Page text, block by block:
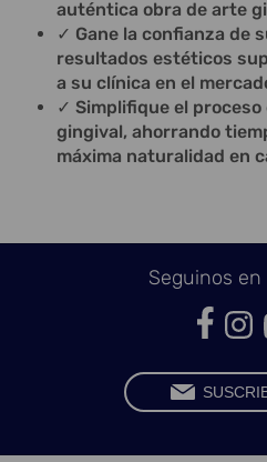
auténtica obra de arte
✓ Gane la confianza de
resultados estéticos
a su clínica en el
✓ Simplifique el
gingival, ahorrando
máxima naturalidad en
Seguinos en